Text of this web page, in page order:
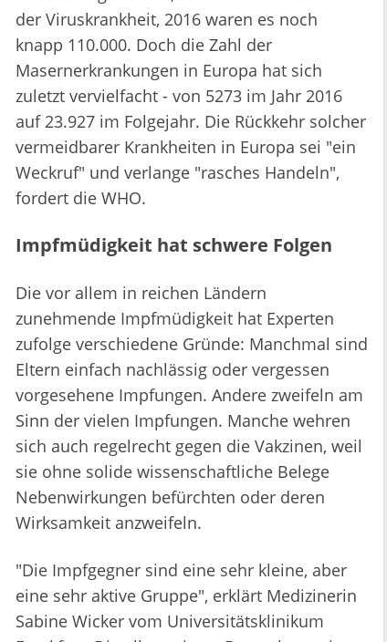
der Viruskrankheit, 2016 waren es noch
knapp 110.000. Doch die Zahl der
Masernerkrankungen in Europa hat sich
zuletzt vervielfacht - von 5273 im Jahr 2016
auf 23.927 im Folgejahr. Die Rückkehr solcher
vermeidbarer Krankheiten in Europa sei "ein
Weckruf" und verlange "rasches Handeln",
fordert die WHO.
Impfmüdigkeit hat schwere Folgen
Die vor allem in reichen Ländern
zunehmende Impfmüdigkeit hat Experten
zufolge verschiedene Gründe: Manchmal sind
Eltern einfach nachlässig oder vergessen
vorgesehene Impfungen. Andere zweifeln am
Sinn der vielen Impfungen. Manche wehren
sich auch regelrecht gegen die Vakzinen, weil
sie ohne solide wissenschaftliche Belege
Nebenwirkungen befürchten oder deren
Wirksamkeit anzweifeln.
"Die Impfgegner sind eine sehr kleine, aber
eine sehr aktive Gruppe", erklärt Medizinerin
Sabine Wicker vom Universitätsklinikum